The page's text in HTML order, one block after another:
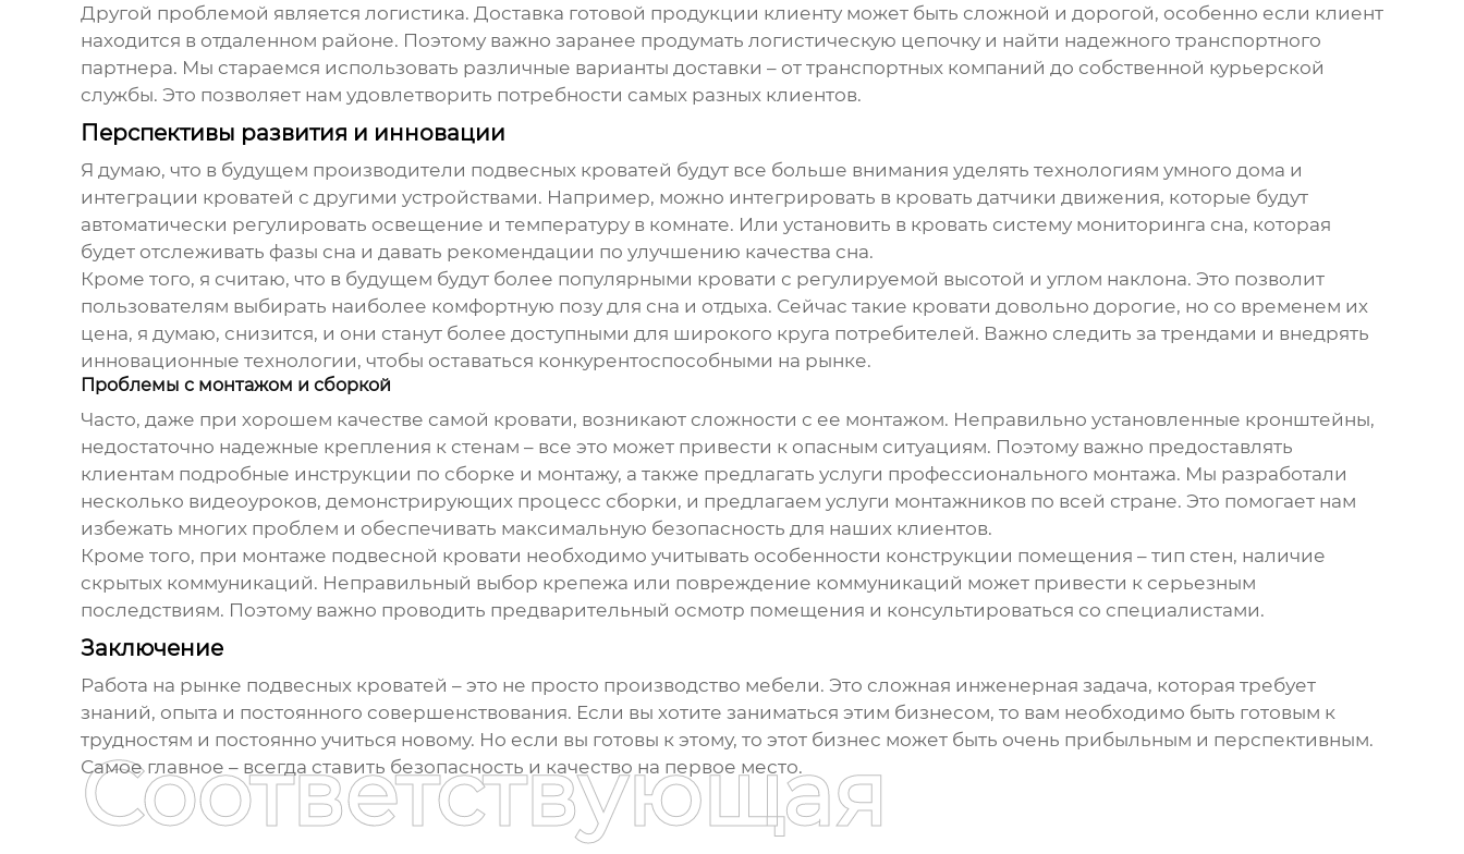
Другой проблемой является логистика. Доставка готовой продукции клиенту может быть сложной и дорогой, особенно если клиент
находится в отдаленном районе. Поэтому важно заранее продумать логистическую цепочку и найти надежного транспортного
партнера. Мы стараемся использовать различные варианты доставки – от транспортных компаний до собственной курьерской
службы. Это позволяет нам удовлетворить потребности самых разных клиентов.
Перспективы развития и инновации
Я думаю, что в будущем производители подвесных кроватей будут все больше внимания уделять технологиям умного дома и
интеграции кроватей с другими устройствами. Например, можно интегрировать в кровать датчики движения, которые будут
автоматически регулировать освещение и температуру в комнате. Или установить в кровать систему мониторинга сна, которая
будет отслеживать фазы сна и давать рекомендации по улучшению качества сна.
Кроме того, я считаю, что в будущем будут более популярными кровати с регулируемой высотой и углом наклона. Это позволит
пользователям выбирать наиболее комфортную позу для сна и отдыха. Сейчас такие кровати довольно дорогие, но со временем их
цена, я думаю, снизится, и они станут более доступными для широкого круга потребителей. Важно следить за трендами и внедрять
инновационные технологии, чтобы оставаться конкурентоспособными на рынке.
Проблемы с монтажом и сборкой
Часто, даже при хорошем качестве самой кровати, возникают сложности с ее монтажом. Неправильно установленные кронштейны,
недостаточно надежные крепления к стенам – все это может привести к опасным ситуациям. Поэтому важно предоставлять
клиентам подробные инструкции по сборке и монтажу, а также предлагать услуги профессионального монтажа. Мы разработали
несколько видеоуроков, демонстрирующих процесс сборки, и предлагаем услуги монтажников по всей стране. Это помогает нам
избежать многих проблем и обеспечивать максимальную безопасность для наших клиентов.
Кроме того, при монтаже подвесной кровати необходимо учитывать особенности конструкции помещения – тип стен, наличие
скрытых коммуникаций. Неправильный выбор крепежа или повреждение коммуникаций может привести к серьезным
последствиям. Поэтому важно проводить предварительный осмотр помещения и консультироваться со специалистами.
Заключение
Работа на рынке подвесных кроватей – это не просто производство мебели. Это сложная инженерная задача, которая требует
знаний, опыта и постоянного совершенствования. Если вы хотите заниматься этим бизнесом, то вам необходимо быть готовым к
трудностям и постоянно учиться новому. Но если вы готовы к этому, то этот бизнес может быть очень прибыльным и перспективным.
Самое главное – всегда ставить безопасность и качество на первое место.
Соответствующая